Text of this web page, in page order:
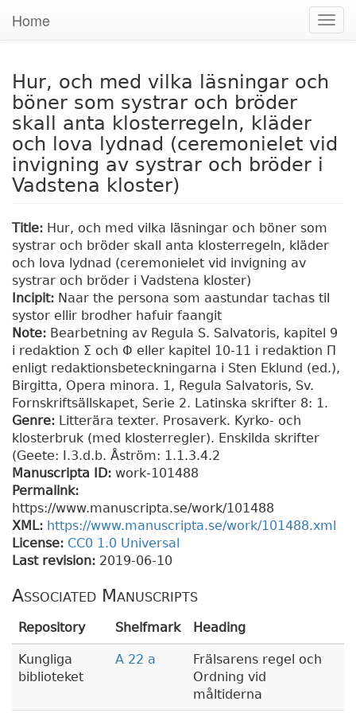
Home
Hur, och med vilka läsningar och
böner som systrar och bröder
skall anta klosterregeln, kläder
och lova lydnad (ceremonielet vid
invigning av systrar och bröder i
Vadstena kloster)
Title: Hur, och med vilka läsningar och böner som
systrar och bröder skall anta klosterregeln, kläder
och lova lydnad (ceremonielet vid invigning av
systrar och bröder i Vadstena kloster)
Incipit: Naar the persona som aastundar tachas til
systor ellir brodher hafuir faangit
Note: Bearbetning av Regula S. Salvatoris, kapitel 9
i redaktion Σ och Φ eller kapitel 10-11 i redaktion Π
enligt redaktionsbeteckningarna i Sten Eklund (ed.),
Birgitta, Opera minora. 1, Regula Salvatoris, Sv.
Fornskriftsällskapet, Serie 2. Latinska skrifter 8: 1.
Genre: Litterära texter. Prosaverk. Kyrko- och
klosterbruk (med klosterregler). Enskilda skrifter
(Geete: I.3.d.b. Åström: 1.1.3.4.2
Manuscripta ID: work-101488
Permalink:
https://www.manuscripta.se/work/101488
XML: https://www.manuscripta.se/work/101488.xml
License: CC0 1.0 Universal
Last revision: 2019-06-10
Associated Manuscripts
Repository Shelfmark Heading
Kungliga
biblioteket
A 22 a
Frälsarens regel och
Ordning vid
måltiderna